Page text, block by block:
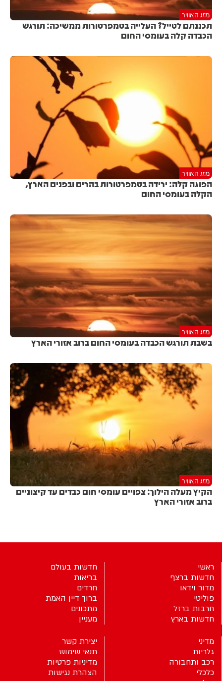
מזג האוויר
תכננתם לטייל? העלייה בטמפרטורות ממשיכה: תורגש
הכבדה קלה בעומסי החום
מזג האוויר
הפוגה קלה: ירידה בטמפרטורות בהרים ובפנים הארץ,
הקלה בעומסי החום
מזג האוויר
בשבת תורגש הכבדה בעומסי החום ברוב אזורי הארץ
מזג האוויר
הקיץ מעלה הילוך: צפויים עומסי חום כבדים עד קיצוניים
ברוב אזורי הארץ
ראשי
חדשות ברצף
מדור וידאו
פוליטי
חרבות ברזל
חדשות בארץ
חדשות בעולם
בריאות
חרדים
ברוך דיין האמת
מתכונים
מעניין
מדיני
גלריות
רכב ותחבורה
כלכלי
יצירת קשר
תנאי שימוש
מדיניות פרטיות
הצהרת נגישות